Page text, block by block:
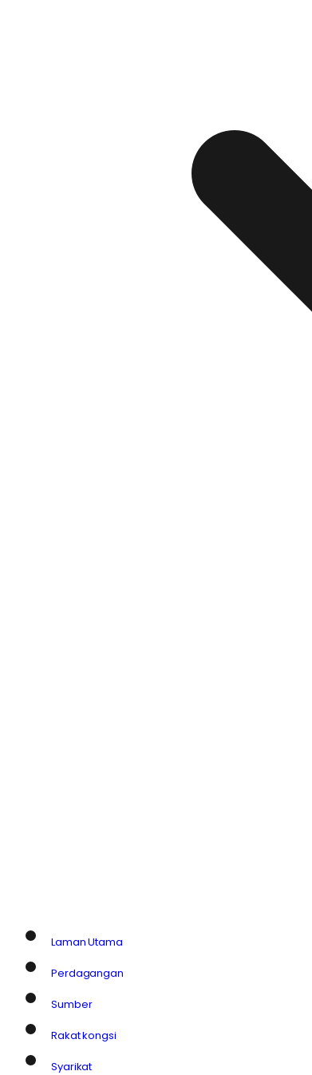
Laman Utama
Perdagangan
Sumber
Rakat kongsi
Syarikat